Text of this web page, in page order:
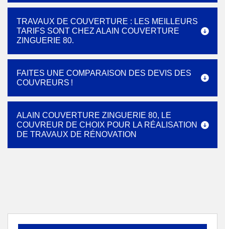
TRAVAUX DE COUVERTURE : LES MEILLEURS
TARIFS SONT CHEZ ALAIN COUVERTURE
ZINGUERIE 80.
FAITES UNE COMPARAISON DES DEVIS DES
COUVREURS !
ALAIN COUVERTURE ZINGUERIE 80, LE
COUVREUR DE CHOIX POUR LA RÉALISATION
DE TRAVAUX DE RÉNOVATION